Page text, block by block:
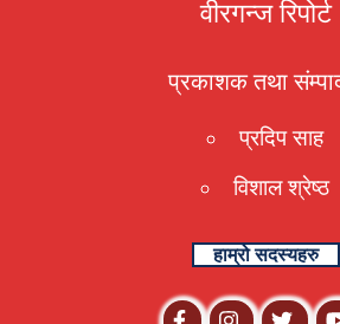
वीरगन्ज रिपोर्ट
प्रकाशक तथा
प्रदिप साह
विशाल श्रेष्ठ
हाम्रो सदस्यहरु